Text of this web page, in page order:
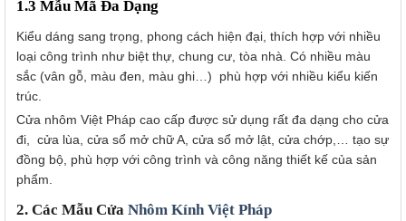
1.3 Mẫu Mã Đa Dạng
Kiểu dáng sang trọng, phong cách hiện đại, thích hợp với nhiều
loại công trình như biệt thự, chung cư, tòa nhà. Có nhiều màu
sắc (vân gỗ, màu đen, màu ghi…) phù hợp với nhiều kiểu kiến
trúc.
Cửa nhôm Việt Pháp cao cấp được sử dụng rất đa dạng cho cửa
đi, cửa lùa, cửa sổ mở chữ A, cửa sổ mở lật, cửa chớp,… tạo sự
đồng bộ, phù hợp với công trình và công năng thiết kế của sản
phẩm.
2. Các Mẫu Cửa Nhôm Kính Việt Pháp